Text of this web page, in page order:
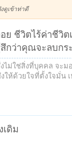
ดูเข้าท่าดี
ชีวิตไร้ค่าชีวิ
กว่าคุณจะลบกร
ไม่ใช่สิ่งที่บุคคล จะ
ให้ด้วยใจที่ตั้งใจมั่น
ดิม